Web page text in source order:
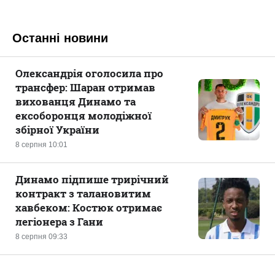
Останні новини
8 серпня 10:01
Олександрія оголосила про
трансфер: Шаран отримав
вихованця Динамо та
ексоборонця молодіжної
збірної України
8 серпня 09:33
Динамо підпише трирічний
контракт з талановитим
хавбеком: Костюк отримає
легіонера з Гани